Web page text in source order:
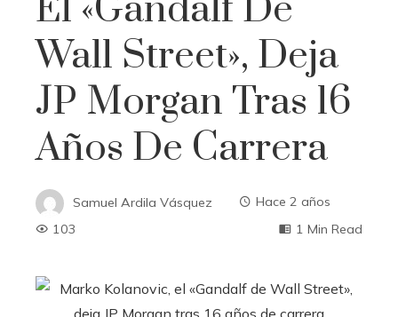
El «Gandalf De
Wall Street», Deja
JP Morgan Tras 16
Años De Carrera
Samuel Ardila Vásquez
Hace 2 años
103
1 Min Read